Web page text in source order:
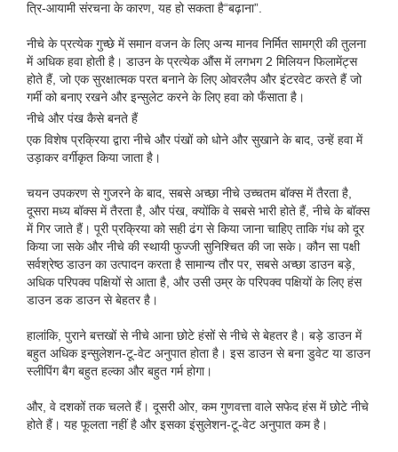
त्रि-आयामी संरचना के कारण, यह हो सकता है“बढ़ाना”.
नीचे के प्रत्येक गुच्छे में समान वजन के लिए अन्य मानव निर्मित सामग्री की तुलना
में अधिक हवा होती है। डाउन के प्रत्येक औंस में लगभग 2 मिलियन फिलामेंट्स
होते हैं, जो एक सुरक्षात्मक परत बनाने के लिए ओवरलैप और इंटरवेट करते हैं जो
गर्मी को बनाए रखने और इन्सुलेट करने के लिए हवा को फँसाता है।
नीचे और पंख कैसे बनते हैं
एक विशेष प्रक्रिया द्वारा नीचे और पंखों को धोने और सुखाने के बाद, उन्हें हवा में
उड़ाकर वर्गीकृत किया जाता है।
चयन उपकरण से गुजरने के बाद, सबसे अच्छा नीचे उच्चतम बॉक्स में तैरता है,
दूसरा मध्य बॉक्स में तैरता है, और पंख, क्योंकि वे सबसे भारी होते हैं, नीचे के बॉक्स
में गिर जाते हैं। पूरी प्रक्रिया को सही ढंग से किया जाना चाहिए ताकि गंध को दूर
किया जा सके और नीचे की स्थायी फुज्जी सुनिश्चित की जा सके। कौन सा पक्षी
सर्वश्रेष्ठ डाउन का उत्पादन करता है सामान्य तौर पर, सबसे अच्छा डाउन बड़े,
अधिक परिपक्व पक्षियों से आता है, और उसी उम्र के परिपक्व पक्षियों के लिए हंस
डाउन डक डाउन से बेहतर है।
हालांकि, पुराने बत्तखों से नीचे आना छोटे हंसों से नीचे से बेहतर है। बड़े डाउन में
बहुत अधिक इन्सुलेशन-टू-वेट अनुपात होता है। इस डाउन से बना डुवेट या डाउन
स्लीपिंग बैग बहुत हल्का और बहुत गर्म होगा।
और, वे दशकों तक चलते हैं। दूसरी ओर, कम गुणवत्ता वाले सफेद हंस में छोटे नीचे
होते हैं। यह फूलता नहीं है और इसका इंसुलेशन-टू-वेट अनुपात कम है।